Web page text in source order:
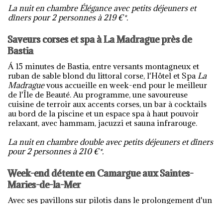
La nuit en chambre Élégance avec petits déjeuners et
dîners pour 2 personnes à 219 €*.
Saveurs corses et spa à La Madrague près de
Bastia
Á 15 minutes de Bastia, entre versants montagneux et
ruban de sable blond du littoral corse, l'Hôtel et SpaLa
Madraguevous accueille en week-end pour le meilleur
de l'Île de Beauté. Au programme, une savoureuse
cuisine de terroir aux accents corses, un bar à cocktails
au bord de la piscine et un espace spa à haut pouvoir
relaxant, avec hammam, jacuzzi et sauna infrarouge.
La nuit en chambre double avec petits déjeuners et dîners
pour 2 personnes à 210 €*.
Week-end détente en Camargue aux Saintes-
Maries-de-la-Mer
Avec ses pavillons sur pilotis dans le prolongement d'un